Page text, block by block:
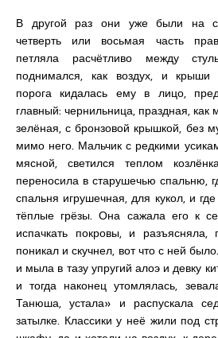
В другой раз они уже были на
четверть или восьмая часть
петляла расчётливо между
поднимался, как воздух, и крыши
порога кидалась ему в лицо,
главный: чернильница, праздная, как
зелёная, с бронзовой крышкой, без
мимо него. Мальчик с редкими
мясной, светился теплом
переносила в старушечью спальню,
спальня игрушечная, для кукол, и
тёплые грёзы. Она сажала его к
испачкать покровы, и
поникал и скучнел, вот что с ней
и мыла в тазу упругий алоэ и девку
и тогда наконец утомлялась,
Танюша, устала» и распускала
затылке. Классики у неё жили под